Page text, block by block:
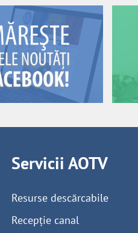
Servicii AOTV
Resurse descărcabile
Recepție canal